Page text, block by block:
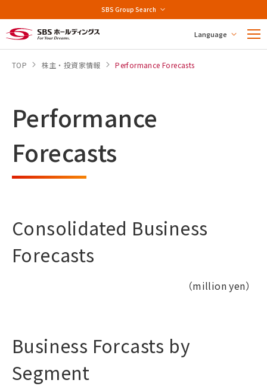
Language
SBS Group Search
TOP 株主・投資家情報 Performance Forecasts
Performance
Forecasts
Consolidated Business
Forecasts
（million yen）
Business Forcasts by
Segment